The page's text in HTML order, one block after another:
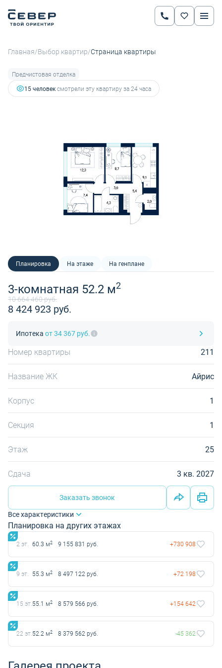
Главная/Выбор квартир/Страница квартиры
Предчистовая отделка
15 человексмотрели эту квартиру за 24 часа
Планировка На этаже На генплане
3-комнатная 52.2 м2
10 664 460 руб.
8 424 923 руб.
Ипотека от 34 367 руб.
Номер квартиры 211
Название ЖК Айрис
Корпус 1
Секция 1
Этаж 25
Сдача 3 кв. 2027
Заказать звонок
Все характеристики
Планировка на других этажах
2 эт. 60.3 м2 9 155 831 руб. +730 908
9 эт. 55.3 м2 8 497 122 руб. +72 198
15 эт.55.1 м2 8 579 566 руб. +154 642
22 эт.52.2 м2 8 379 562 руб. -45 362